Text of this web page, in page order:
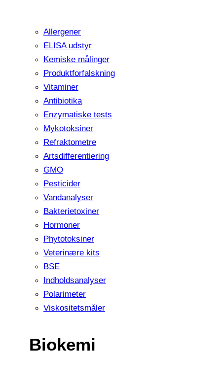
Allergener
ELISA udstyr
Kemiske målinger
Produktforfalskning
Vitaminer
Antibiotika
Enzymatiske tests
Mykotoksiner
Refraktometre
Artsdifferentiering
GMO
Pesticider
Vandanalyser
Bakterietoxiner
Hormoner
Phytotoksiner
Veterinære kits
BSE
Indholdsanalyser
Polarimeter
Viskositetsmåler
Biokemi